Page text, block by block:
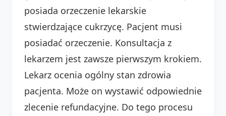
posiada orzeczenie lekarskie
stwierdzające cukrzycę. Pacjent musi
posiadać orzeczenie. Konsultacja z
lekarzem jest zawsze pierwszym krokiem.
Lekarz ocenia ogólny stan zdrowia
pacjenta. Może on wystawić odpowiednie
zlecenie refundacyjne. Do tego procesu